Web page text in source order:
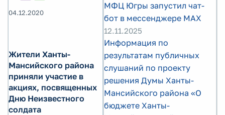
04.12.2020
Жители Ханты-
Мансийского района
приняли участие в
акциях, посвященных
Дню Неизвестного
солдата
МФЦ Югры запустил чат-
бот в мессенджере MAX
12.11.2025
Информация по
результатам публичных
слушаний по проекту
решения Думы Ханты-
Мансийского района «О
бюджете Ханты-